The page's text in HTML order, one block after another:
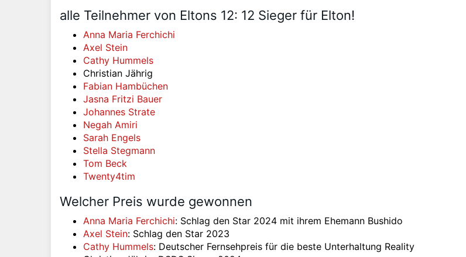
alle Teilnehmer von Eltons 12: 12 Sieger für Elton!
Anna Maria Ferchichi
Axel Stein
Cathy Hummels
Christian Jährig
Fabian Hambüchen
Jasna Fritzi Bauer
Johannes Strate
Negah Amiri
Sarah Engels
Stella Stegmann
Tom Beck
Twenty4tim
Welcher Preis wurde gewonnen
Anna Maria Ferchichi: Schlag den Star 2024 mit ihrem Ehemann Bushido
Axel Stein: Schlag den Star 2023
Cathy Hummels: Deutscher Fernsehpreis für die beste Unterhaltung Reality